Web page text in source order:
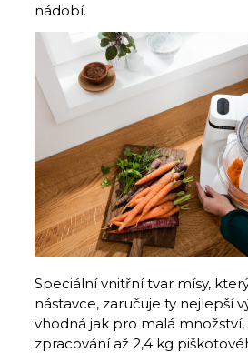
nádobí.
Speciální vnitřní tvar mísy,
nástavce, zaručuje ty nejlepší
vhodná jak pro malá množství,
zpracování až 2,4 kg